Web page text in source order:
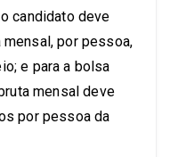
candidato deve
por pessoa,
e para a bolsa
mensal deve
por pessoa da